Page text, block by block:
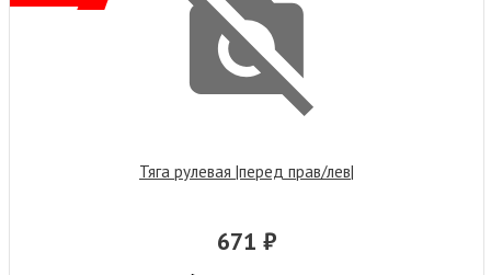
Тяга рулевая |перед прав/лев|
671 ₽